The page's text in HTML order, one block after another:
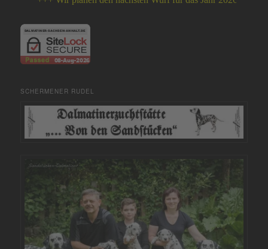
SCHERMENER RUDEL